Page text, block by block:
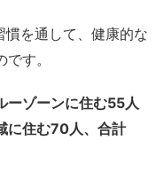
慣を通して、健康的な
す。
ーゾーンに住む55人
に住む70人、合計